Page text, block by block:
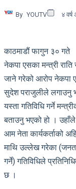
By YOUTV ४ वर्ष
काठमाडौं फागुन ३० गते
नेकपा एसका मन्त्री राति
जाने गरेको आरोप नेकपा
सुदेश पराजुलीले लगाउनु
यस्ता गतिविधि गर्ने
बताउनु भएको हो । उहाँले
आम नेता कार्यकर्ताको
माथि उल्लेख गरेका (जनता
गर्ने) गतिविधिले
छ ।